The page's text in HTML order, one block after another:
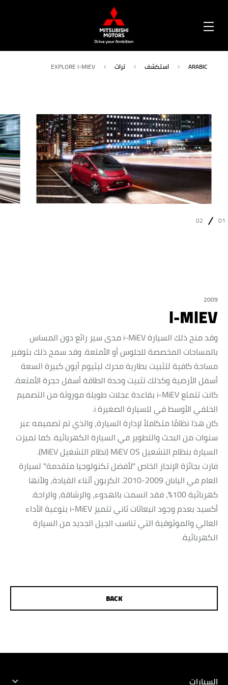
MENU
ARABIC استكشف تراث EXPLORE I-MIEV
01
02
2009
i-MiEV
وقد منح ذلك السيارة i-MiEV مدى سير رائع دون المساس
بالمساحات المخصصة للجلوس أو الأمتعة. وقد سمح ذلك بتوفير
مساحة كافية لتثبيت بطارية محرك ليثيوم أيون كبيرة السعة
أسفل الأرضية وكذلك تثبيت وحدة الطاقة أسفل حجرة الأمتعة.
كانت تتمتع i-MiEV بقاعدة عجلات طويلة موروثة من التصميم
الخلفي الأوسط في للسيارة الصغيرة i.
كان هذا نظامًا متكاملاً لإدارة السيارة، والذي تم تصميمه عبر
سنوات من البحث والتطوير في السيارة الكهربائية. كما تميزت
السيارة بنظام التشغيل MiEV OS (نظام التشغيل MiEV).
فازت بجائزة الإنجاز الخاص "لأفضل تكنولوجيا متقدمة" لسيارة
العام في اليابان 2009-2010. الكربون أثناء القيادة، ولأنها
كهربائية 100%، فقد اتسمت بالهدوء، والرشاقة، والراحة.
أكسيد بعدم وجود انبعاثات ثاني تتميز i-MiEV بنوعية الأداء
العالي والموثوقية التي تناسب الجيل الجديد من السيارة
الكهربائية.
BACK
السيارات